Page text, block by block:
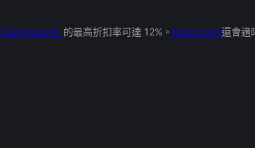
《JungoJam》 的最高折扣率可達 12%。 Kardz.com還會適